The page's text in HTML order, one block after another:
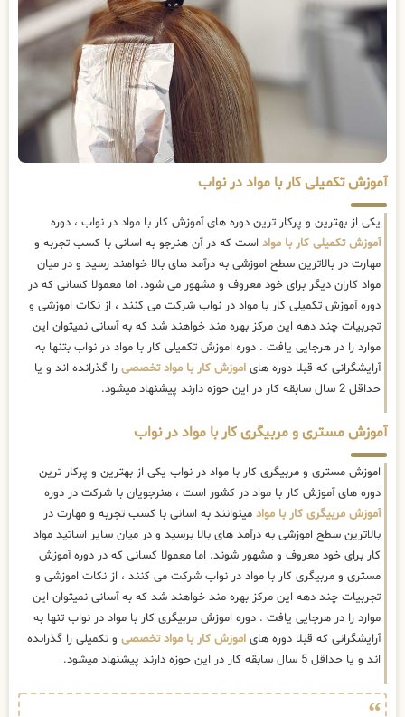
آموزش تکمیلی کار با مواد در نواب
یکی از بهترین و پرکار ترین دوره های آموزش کار با مواد در نواب ، دوره
آموزش تکمیلی کار با مواد است که در آن هنرجو به اسانی با کسب تجربه و
مهارت در بالاترین سطح اموزشی به درآمد های بالا خواهند رسید و در میان
مواد کاران دیگر برای خود معروف و مشهور می شود. اما معمولا کسانی که در
دوره آموزش تکمیلی کار با مواد در نواب شرکت می کنند ، از نکات اموزشی و
تجربیات چند دهه این مرکز بهره مند خواهند شد که به آسانی نمیتوان این
موارد را در هرجایی یافت . دوره اموزش تکمیلی کار با مواد در نواب بتنها به
آرایشگرانی که قبلا دوره های اموزش کار با مواد تخصصی را گذرانده اند و یا
حداقل 2 سال سابقه کار در این حوزه دارند پیشنهاد میشود.
آموزش مستری و مربیگری کار با مواد در نواب
اموزش مستری و مربیگری کار با مواد در نواب یکی از بهترین و پرکار ترین
دوره های آموزش کار با مواد در کشور است ، هنرجویان با شرکت در دوره
آموزش مربیگری کار با مواد میتوانند به اسانی با کسب تجربه و مهارت در
بالاترین سطح اموزشی به درآمد های بالا برسید و در میان سایر اساتید مواد
کار برای خود معروف و مشهور شوند. اما معمولا کسانی که در دوره آموزش
مستری و مربیگری کار با مواد در نواب شرکت می کنند ، از نکات اموزشی و
تجربیات چند دهه این مرکز بهره مند خواهند شد که به آسانی نمیتوان این
موارد را در هرجایی یافت . دوره اموزش مربیگری کار با مواد در نواب تنها به
آرایشگرانی که قبلا دوره های اموزش کار با مواد تخصصی و تکمیلی را گذرانده
اند و یا حداقل 5 سال سابقه کار در این حوزه دارند پیشنهاد میشود.